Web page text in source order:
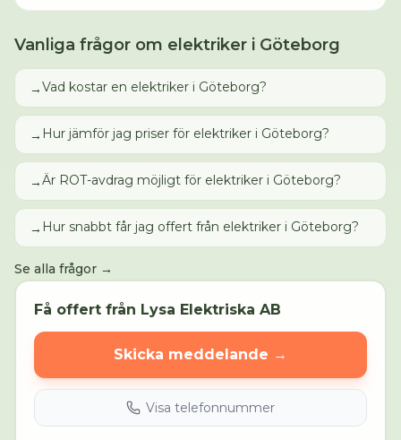
Vanliga frågor om elektriker i Göteborg
→Vad kostar en elektriker i Göteborg?
→ Hur jämför jag priser för elektriker i Göteborg?
→Är ROT-avdrag möjligt för elektriker i Göteborg?
→ Hur snabbt får jag offert från elektriker i Göteborg?
Se alla frågor →
Få offert från Lysa Elektriska AB
Skicka meddelande →
Visa telefonnummer